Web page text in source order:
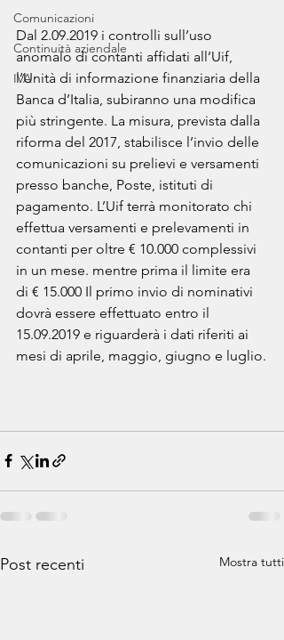
Comunicazioni
Continuità aziendale
IVA
Dal 2.09.2019 i controlli sull’uso
anomalo di contanti affidati all’Uif,
l’Unità di informazione finanziaria della
Banca d’Italia, subiranno una modifica
più stringente. La misura, prevista dalla
riforma del 2017, stabilisce l’invio delle
comunicazioni su prelievi e versamenti
presso banche, Poste, istituti di
pagamento. L’Uif terrà monitorato chi
effettua versamenti e prelevamenti in
contanti per oltre € 10.000 complessivi
in un mese. mentre prima il limite era
di € 15.000 Il primo invio di nominativi
dovrà essere effettuato entro il
15.09.2019 e riguarderà i dati riferiti ai
mesi di aprile, maggio, giugno e luglio.
Post recenti Mostra tutti